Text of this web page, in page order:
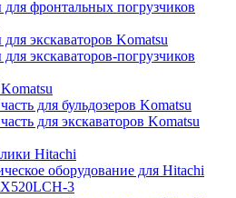
фронтальных погрузчиков
экскаваторов Komatsu
экскаваторов-погрузчиков
для бульдозеров Komatsu
для экскаваторов Komatsu
Hitachi
оборудование для Hitachi
3